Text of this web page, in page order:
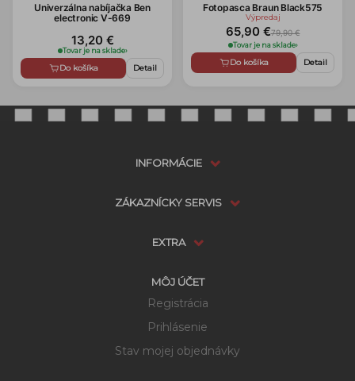
Univerzálna nabíjačka Ben
electronic V-669
13,20 €
Tovar je na sklade›
Do košíka Detail
Fotopasca Braun Black575
Výpredaj
65,90 €79,90 €
Tovar je na sklade›
Do košíka Detail
INFORMÁCIE
ZÁKAZNÍCKY SERVIS
EXTRA
MÔJ ÚČET
Registrácia
Prihlásenie
Stav mojej objednávky